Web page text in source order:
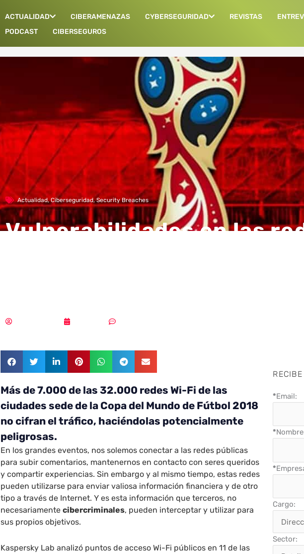
ACTUALIDAD CIBERAMENAZAS CYBERSEGURIDAD REVISTAS
PODCAST
CIBERSEGUROS
Actualidad,Ciberseguridad,Security Breaches
Vulnerabilidades en las
Más de 7.000 de las 32.000 redes Wi-Fi de las
ciudades sede de la Copa del Mundo de Fútbol 2018
no cifran el tráfico, haciéndolas potencialmente
peligrosas.
En los grandes eventos, nos solemos conectar a las redes públicas
para subir comentarios, mantenernos en contacto con seres queridos
y compartir experiencias. Sin embargo y al mismo tiempo, estas redes
pueden utilizarse para enviar valiosa información financiera y de otro
tipo a través de Internet. Y es esta información que terceros, no
necesariamentecibercriminales, pueden interceptar y utilizar para
sus propios objetivos.
Kaspersky Lab analizó puntos de acceso Wi-Fi públicos en 11 de las
*Email:
*
*
Cargo:
Sector: